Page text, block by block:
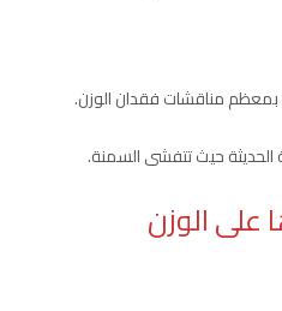
بمعظم مناقشات فقدان الوزن.
الحديثة حيث تتفشى السمنة.
على الوزن